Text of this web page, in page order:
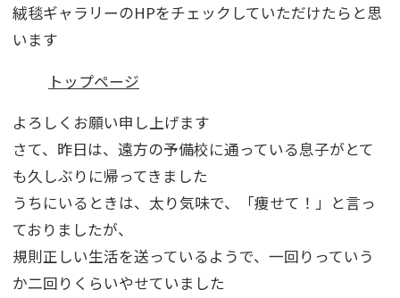
絨毯ギャラリーのHPをチェックしていただけたらと思
います
トップページ
よろしくお願い申し上げます
さて、昨日は、遠方の予備校に通っている息子がとて
も久しぶりに帰ってきました
うちにいるときは、太り気味で、「痩せて！」と言っ
ておりましたが、
規則正しい生活を送っているようで、一回りっていう
か二回りくらいやせていました